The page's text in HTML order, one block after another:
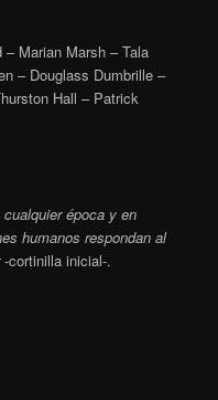
– Marian Marsh – Tala
– Douglass Dumbrille –
Hall – Patrick
época y en
humanos respondan al
-cortinilla inicial-.